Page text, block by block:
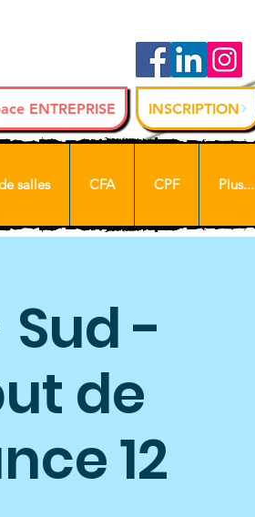
ENTREPRISE INSCRIPTION
salles CFA CPF Plus...
Sud -
de
12